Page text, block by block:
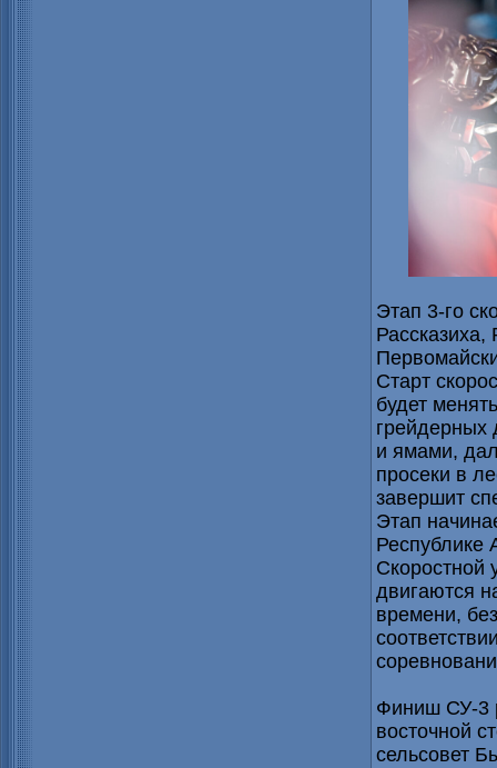
Этап 3-го
Рассказиха,
Старт
будет
грейдерных
и ямами,
просеки в
завершит
Этап
Республике
Скоростной
двигаются
времени,
Финиш СУ-3
восточной
сельсовет